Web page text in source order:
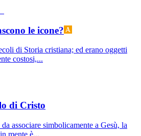
le icone?
di Storia cristiana; ed erano oggetti
costosi,...
di Cristo
associare simbolicamente a Gesù, la
mente è...